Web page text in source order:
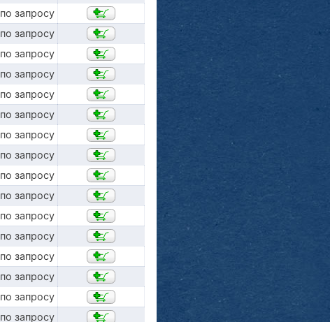
по запросу
по запросу
по запросу
по запросу
по запросу
по запросу
по запросу
по запросу
по запросу
по запросу
по запросу
по запросу
по запросу
по запросу
по запросу
по запросу